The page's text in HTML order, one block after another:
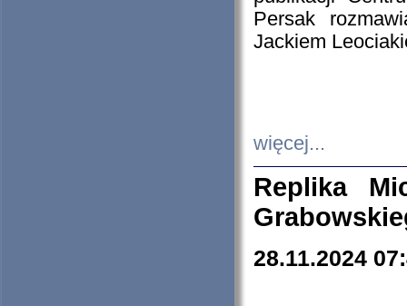
Persak
Jackiem
więcej...
Replika
28.11.2024